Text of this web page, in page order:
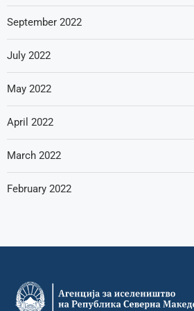
September 2022
July 2022
May 2022
April 2022
March 2022
February 2022